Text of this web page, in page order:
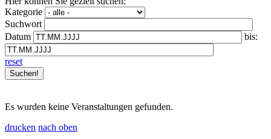
Kategorie
Suchwort
Datum
bis:
reset
Es wurden keine Veranstaltungen gefunden.
drucken nach oben